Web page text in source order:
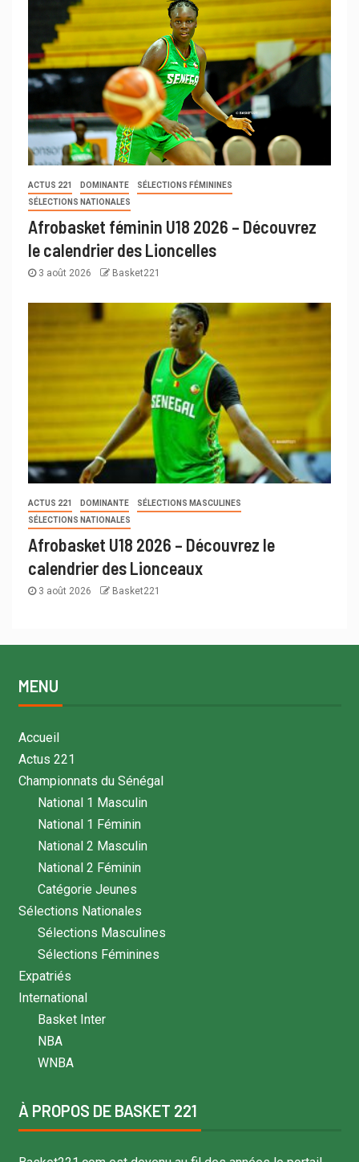
ACTUS 221 DOMINANTE
SÉLECTIONS FÉMININES
SÉLECTIONS NATIONALES
Afrobasket féminin U18 2026 – Découvrez
le calendrier des Lioncelles
3 août 2026 Basket221
ACTUS 221 DOMINANTE
SÉLECTIONS MASCULINES
SÉLECTIONS NATIONALES
Afrobasket U18 2026 – Découvrez le
calendrier des Lionceaux
3 août 2026 Basket221
MENU
Accueil
Actus 221
Championnats du Sénégal
National 1 Masculin
National 1 Féminin
National 2 Masculin
National 2 Féminin
Catégorie Jeunes
Sélections Nationales
Sélections Masculines
Sélections Féminines
Expatriés
International
Basket Inter
NBA
WNBA
À PROPOS DE BASKET 221